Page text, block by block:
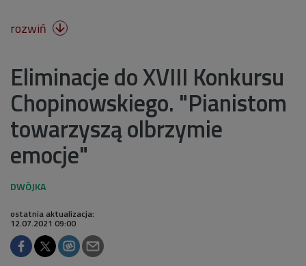
rozwiń 
Eliminacje do XVIII Konkursu
Chopinowskiego. "Pianistom
towarzyszą olbrzymie
emocje"
ostatnia aktualizacja:
12.07.2021 09:00